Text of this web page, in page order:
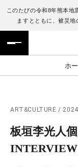
このたびの令和8年熊本地
ますとともに、被災地
ホ
フロアガイド
施設案内・ア
レストラン・カ
TAX FREE
ENGLISH
繁体字
ภาษาไทย
日本語
ART&CULTURE /
板垣李光⼈
INTERVIEW